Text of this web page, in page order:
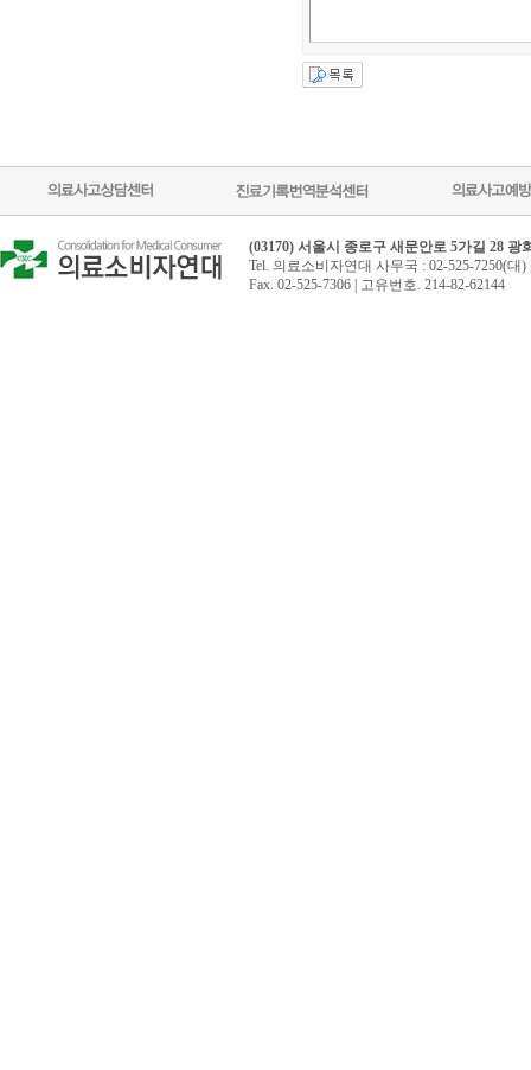
(03170) 서울시 종로구 새문안로 5가길 28 광
Tel. 의료소비자연대 사무국 : 02-525-7250(대
Fax. 02-525-7306 | 고유번호. 214-82-62144